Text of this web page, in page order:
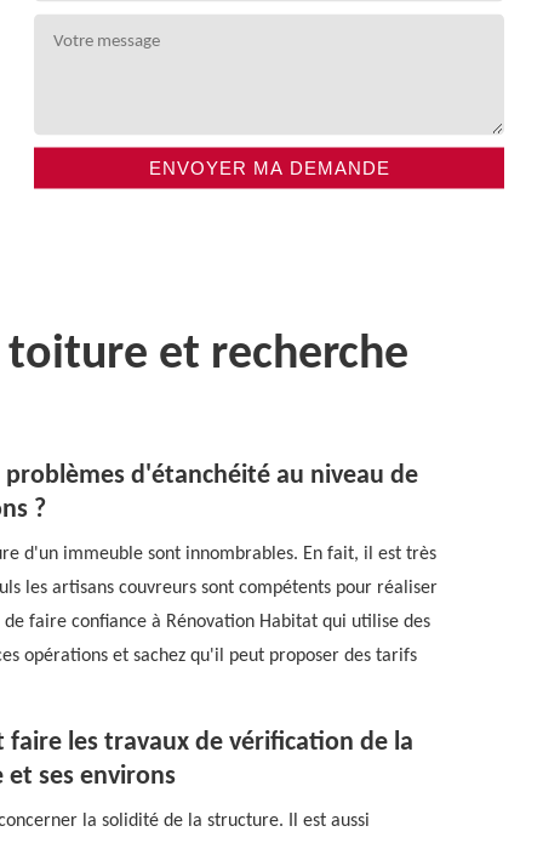
et recherche
d'étanchéité au niveau de
?
d'un immeuble sont innombrables. En fait, il est très
les artisans couvreurs sont compétents pour réaliser
faire confiance à Rénovation Habitat qui utilise des
opérations et sachez qu'il peut proposer des tarifs
les travaux de vérification de la
ses environs
la solidité de la structure. Il est aussi